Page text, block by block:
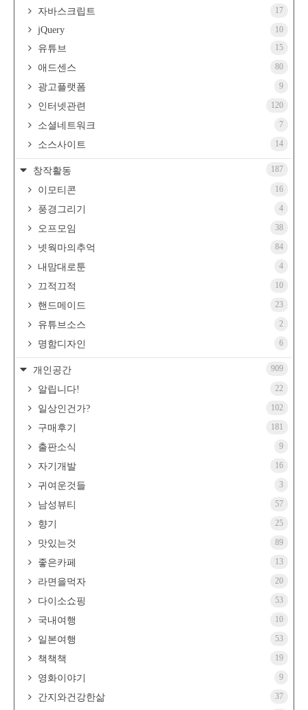
자바스크립트 17
jQuery 10
유튜브 15
애드센스 80
광고플랫폼 9
인터넷관련 120
소셜네트워크 7
소스사이트 14
창작활동 187
이모티콘 16
풍경그리기 4
오프모임 38
넷웍마의추억 84
내맘대로툰 4
끄적끄적 10
핸드메이드 23
유튜브소스 2
명함디자인 6
개인공간 909
알립니다! 22
일상인건가? 102
구매후기 181
출판소식 9
자기개발 16
귀여운것들 3
남성뷰티 57
향기 25
맛있는것 89
좋은카페 13
라면을먹자 20
다이소쇼핑 53
국내여행 10
일본여행 53
책책책 19
영화이야기 9
간지와건강한삶 37